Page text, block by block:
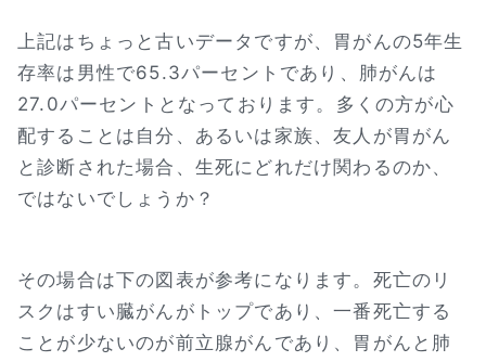
上記はちょっと古いデータですが、胃がんの5年生
存率は男性で65.3パーセントであり、肺がんは
27.0パーセントとなっております。多くの方が心
配することは自分、あるいは家族、友人が胃がん
と診断された場合、生死にどれだけ関わるのか、
ではないでしょうか？
その場合は下の図表が参考になります。死亡のリ
スクはすい臓がんがトップであり、一番死亡する
ことが少ないのが前立腺がんであり、胃がんと肺